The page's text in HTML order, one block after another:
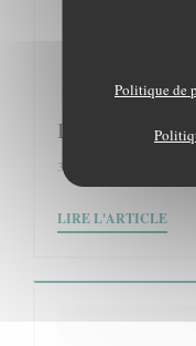
Politique de
Le BonBon
31/01/2018
LIRE L'ARTICLE